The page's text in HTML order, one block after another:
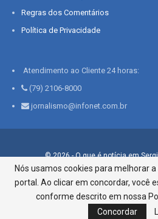
Regras dos Comentários
Política de Privacidade
Atendimento ao Cliente 24 horas:
(79) 2106-8000
jornalismo@infonet.com.br
© 2026 - O que é notícia em
reservados.
Infonet - Rua Monsenhor Silveira
Aracaju-SE, CEP 49015-030, Fone:
Informações
Nós usamos cookies para melhorar
portal. Ao clicar em concordar, você
conforme descrito em nossa
Concordar